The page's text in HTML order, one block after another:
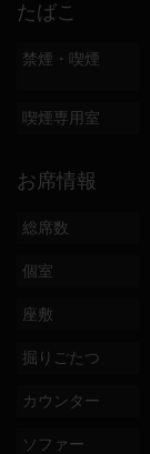
たばこ
禁煙・喫煙
喫煙専用室
お席情報
総席数
個室
座敷
掘りごたつ
カウンター
ソファー